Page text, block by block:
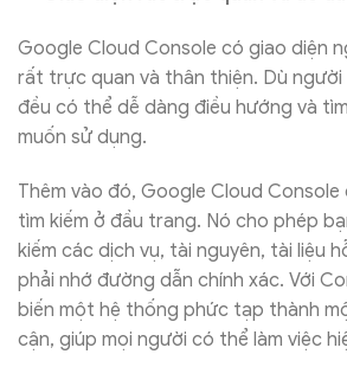
Google Cloud Console có giao diện
rất trực quan và thân thiện. Dù
đều có thể dễ dàng điều hướng và
muốn sử dụng.
Thêm vào đó, Google Cloud
tìm kiếm ở đầu trang. Nó cho phép
kiếm các dịch vụ, tài nguyên, tài liệu
phải nhớ đường dẫn chính xác. Với
biến một hệ thống phức tạp thành
cận, giúp mọi người có thể làm việc